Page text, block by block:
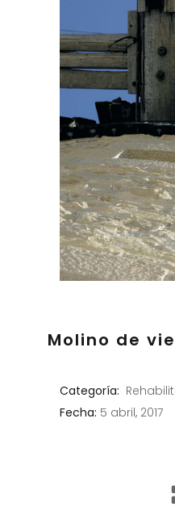
Molino de
Categoría:
Fecha: 5 abril, 2017